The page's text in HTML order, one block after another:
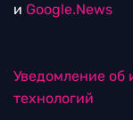
и Google.News
Уведомление об
технологий